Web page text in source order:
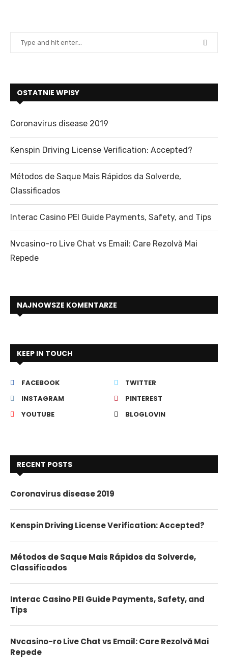
OSTATNIE WPISY
Coronavirus disease 2019
Kenspin Driving License Verification: Accepted?
Métodos de Saque Mais Rápidos da Solverde,
Classificados
Interac Casino PEI Guide Payments, Safety, and Tips
Nvcasino-ro Live Chat vs Email: Care Rezolvă Mai
Repede
NAJNOWSZE KOMENTARZE
KEEP IN TOUCH
FACEBOOK
TWITTER
INSTAGRAM
PINTEREST
YOUTUBE
BLOGLOVIN
RECENT POSTS
Coronavirus disease 2019
Kenspin Driving License Verification: Accepted?
Métodos de Saque Mais Rápidos da Solverde,
Classificados
Interac Casino PEI Guide Payments, Safety, and
Tips
Nvcasino-ro Live Chat vs Email: Care Rezolvă Mai
Repede